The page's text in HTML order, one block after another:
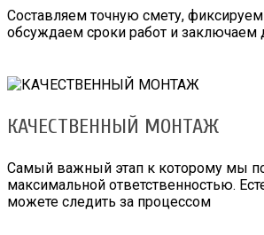
Составляем точную смету, фиксируем
обсуждаем сроки работ и заключаем
КАЧЕСТВЕННЫЙ МОНТАЖ
Самый важный этап к которому мы
максимальной ответственностью.
можете следить за процессом